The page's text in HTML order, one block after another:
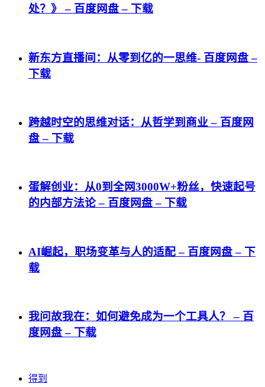
处？》 – 百度网盘 – 下载
新东方直播间：从零到亿的一思维- 百度网盘 –
下载
跨越时空的思维对话：从哲学到商业 – 百度网
盘 – 下载
蛋解创业：从0到全网3000W+粉丝，快速起号
的内部方法论 – 百度网盘 – 下载
AI崛起，职场变革与人的适配 – 百度网盘 – 下
载
我问故我在：如何避免成为一个工具人？ – 百
度网盘 – 下载
得到